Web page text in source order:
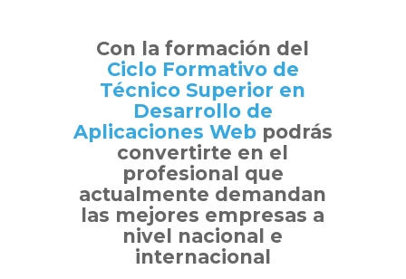
Con la formación del
Ciclo Formativo de
Técnico Superior en
Desarrollo de
Aplicaciones Webpodrás
convertirte en el
profesional que
actualmente demandan
las mejores empresas a
nivel nacional e
internacional